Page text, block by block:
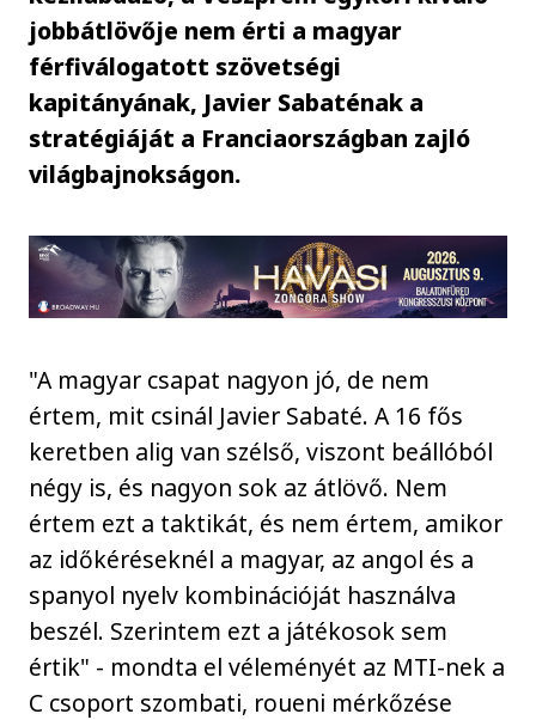
jobbátlövője nem érti a magyar
férfiválogatott szövetségi
kapitányának, Javier Sabaténak a
stratégiáját a Franciaországban zajló
világbajnokságon.
"A magyar csapat nagyon jó, de nem
értem, mit csinál Javier Sabaté. A 16 fős
keretben alig van szélső, viszont beállóból
négy is, és nagyon sok az átlövő. Nem
értem ezt a taktikát, és nem értem, amikor
az időkéréseknél a magyar, az angol és a
spanyol nyelv kombinációját használva
beszél. Szerintem ezt a játékosok sem
értik" - mondta el véleményét az MTI-nek a
C csoport szombati, roueni mérkőzése